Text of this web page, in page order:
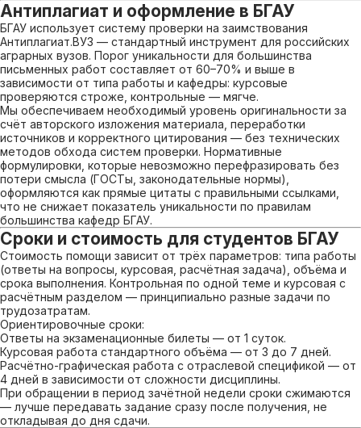
Антиплагиат и оформление в БГАУ
БГАУ использует систему проверки на заимствования
Антиплагиат.ВУЗ — стандартный инструмент для российских
аграрных вузов. Порог уникальности для большинства
письменных работ составляет от 60–70% и выше в
зависимости от типа работы и кафедры: курсовые
проверяются строже, контрольные — мягче.
Мы обеспечиваем необходимый уровень оригинальности за
счёт авторского изложения материала, переработки
источников и корректного цитирования — без технических
методов обхода систем проверки. Нормативные
формулировки, которые невозможно перефразировать без
потери смысла (ГОСТы, законодательные нормы),
оформляются как прямые цитаты с правильными ссылками,
что не снижает показатель уникальности по правилам
большинства кафедр БГАУ.
Сроки и стоимость для студентов БГАУ
Стоимость помощи зависит от трёх параметров: типа работы
(ответы на вопросы, курсовая, расчётная задача), объёма и
срока выполнения. Контрольная по одной теме и курсовая с
расчётным разделом — принципиально разные задачи по
трудозатратам.
Ориентировочные сроки:
Ответы на экзаменационные билеты — от 1 суток.
Курсовая работа стандартного объёма — от 3 до 7 дней.
Расчётно-графическая работа с отраслевой спецификой — от
4 дней в зависимости от сложности дисциплины.
При обращении в период зачётной недели сроки сжимаются
— лучше передавать задание сразу после получения, не
откладывая до дня сдачи.